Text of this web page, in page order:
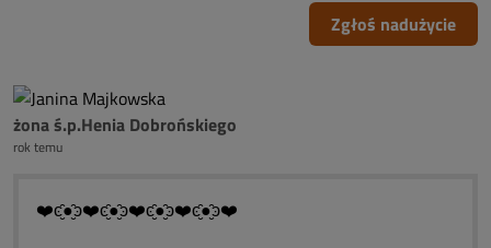
Zgłoś nadużycie
żona ś.p.Henia Dobrońskiego
rok temu
❤️ͼ̮̑●̮̑ͽ❤️ͼ̮̑●̮̑ͽ❤️ͼ̮̑●̮̑ͽ❤️ͼ̮̑●̮̑ͽ❤️